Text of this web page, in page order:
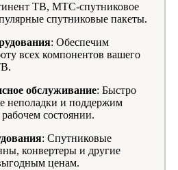
ТВ, МТС-спутниковое
спутниковые пакеты.
: Обеспечим
всех компонентов вашего
обслуживание: Быстро
неполадки и поддержим
состоянии.
: Спутниковые
конвертеры и другие
ценам.